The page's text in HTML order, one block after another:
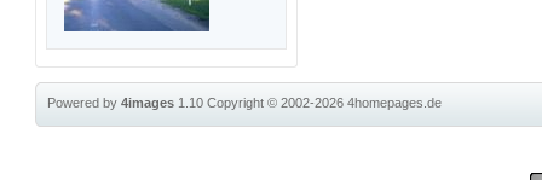
Powered by4images 1.10Copyright © 2002-20264homepages.de